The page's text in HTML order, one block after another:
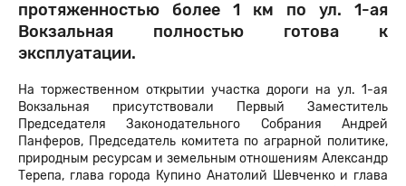
протяженностью более 1 км по ул. 1-ая
Вокзальная полностью готова к
эксплуатации.
На торжественном открытии участка дороги на ул. 1-ая
Вокзальная присутствовали Первый Заместитель
Председателя Законодательного Собрания Андрей
Панферов, Председатель комитета по аграрной политике,
природным ресурсам и земельным отношениям Александр
Терепа, глава города Купино Анатолий Шевченко и глава